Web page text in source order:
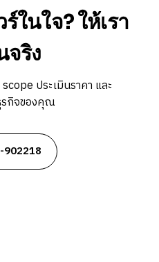
ในใจ? ให้เรา
จริง
ประเมินราคา และ
รกิจของคุณ
902218